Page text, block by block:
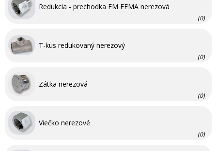
Redukcia - prechodka FM FEMA nerezová
(0)
T-kus redukovaný nerezový
(0)
Zátka nerezová
(0)
Viečko nerezové
(0)